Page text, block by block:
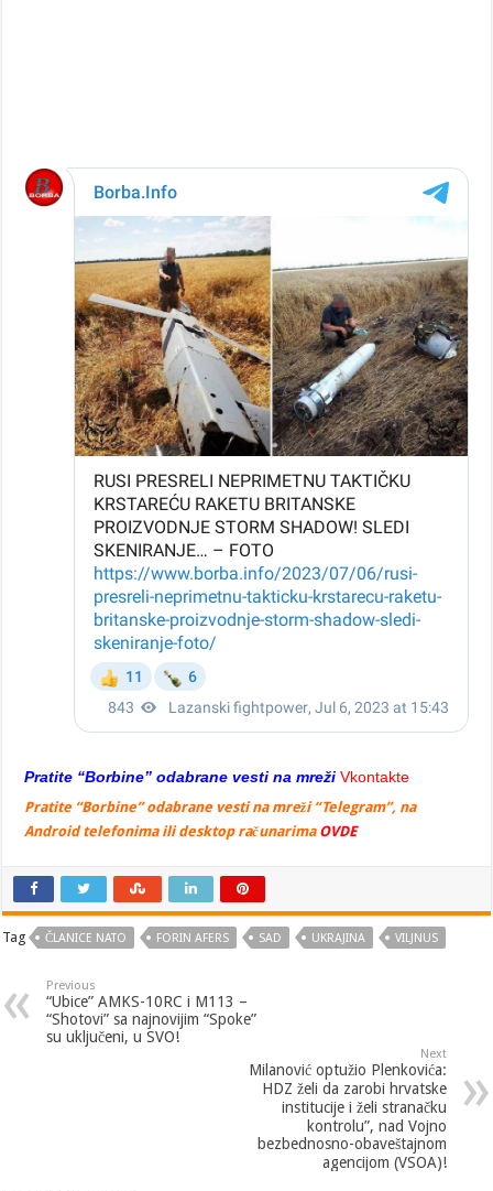
Pratite “Borbine” odabrane vesti na mreži Vkontakte
Pratite “Borbine” odabrane vesti na mreži “Telegram”, na
Android telefonima ili desktop računarima OVDE
Tag ČLANICE NATO FORIN AFERS SAD UKRAJINA VILJNUS
Previous
“Ubice” AMKS-10RC i M113 –
“Shotovi” sa najnovijim “Spoke”
su uključeni, u SVO!
Next
Milanović optužio Plenkovića:
HDZ želi da zarobi hrvatske
institucije i želi stranačku
kontrolu”, nad Vojno
bezbednosno-obaveštajnom
agencijom (VSOA)!